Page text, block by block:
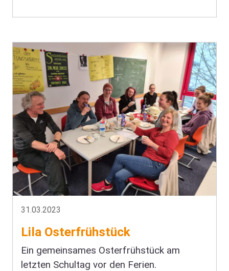
31.03.2023
Lila Osterfrühstück
Ein gemeinsames Osterfrühstück am
letzten Schultag vor den Ferien.